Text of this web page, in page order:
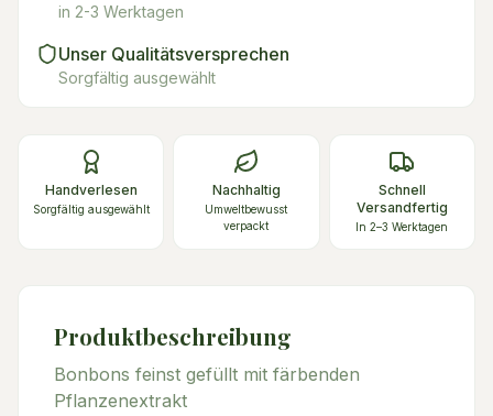
in 2-3 Werktagen
Unser Qualitätsversprechen
Sorgfältig ausgewählt
Handverlesen
Sorgfältig ausgewählt
Nachhaltig
Umweltbewusst
verpackt
Schnell
Versandfertig
In 2–3 Werktagen
Produktbeschreibung
Bonbons feinst gefüllt mit färbenden
Pflanzenextrakt